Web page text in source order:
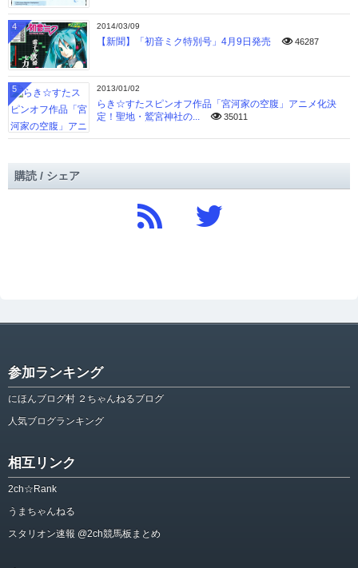
2014/03/09
【新聞】「初音ミク特別号」4月9日発売 46287
4
2013/01/02
らき☆すたスピンオフ作品「宮河家の空腹」アニメ化決
定！聖地・鷲宮神社の...
35011
5
購読 / シェア
参加ランキング
にほんブログ村 ２ちゃんねるブログ
人気ブログランキング
相互リンク
2ch☆Rank
うまちゃんねる
スタリオン速報 @2ch競馬板まとめ